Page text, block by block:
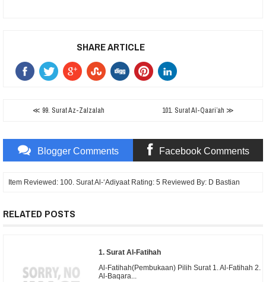
SHARE ARTICLE
≪ 99. Surat Az-Zalzalah 101. Surat Al-Qaari’ah ≫
Blogger Comments Facebook Comments
Item Reviewed: 100. Surat Al-‘AdiyaatRating: 5 Reviewed By: D Bastian
RELATED POSTS
1. Surat Al-Fatihah
Al-Fatihah(Pembukaan) Pilih Surat 1. Al-Fatihah 2.
Al-Baqara...